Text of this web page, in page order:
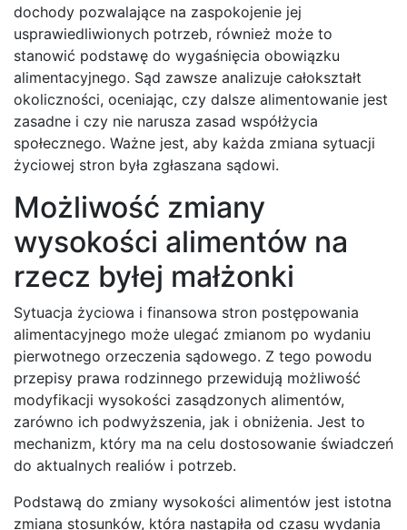
dochody pozwalające na zaspokojenie jej
usprawiedliwionych potrzeb, również może to
stanowić podstawę do wygaśnięcia obowiązku
alimentacyjnego. Sąd zawsze analizuje całokształt
okoliczności, oceniając, czy dalsze alimentowanie jest
zasadne i czy nie narusza zasad współżycia
społecznego. Ważne jest, aby każda zmiana sytuacji
życiowej stron była zgłaszana sądowi.
Możliwość zmiany
wysokości alimentów na
rzecz byłej małżonki
Sytuacja życiowa i finansowa stron postępowania
alimentacyjnego może ulegać zmianom po wydaniu
pierwotnego orzeczenia sądowego. Z tego powodu
przepisy prawa rodzinnego przewidują możliwość
modyfikacji wysokości zasądzonych alimentów,
zarówno ich podwyższenia, jak i obniżenia. Jest to
mechanizm, który ma na celu dostosowanie świadczeń
do aktualnych realiów i potrzeb.
Podstawą do zmiany wysokości alimentów jest istotna
zmiana stosunków, która nastąpiła od czasu wydania